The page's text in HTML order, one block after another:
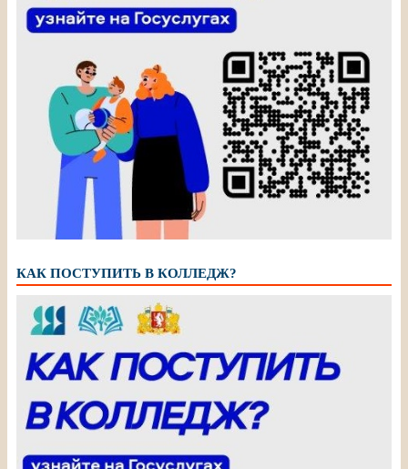
КАК ПОСТУПИТЬ В КОЛЛЕДЖ?